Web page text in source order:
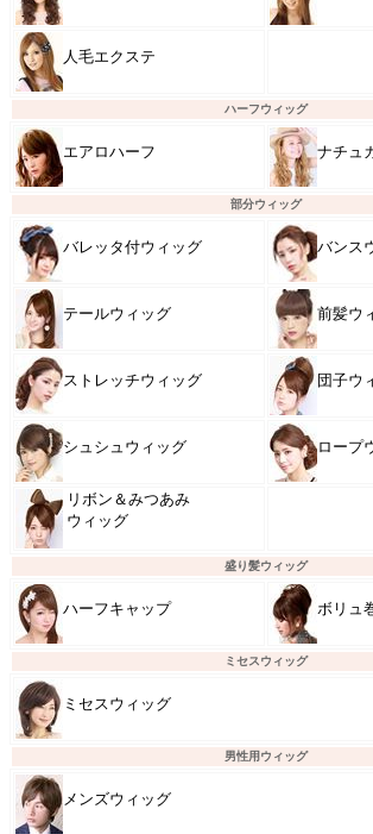
人毛エクステ
ハーフウィッグ
エアロハーフ ナチュ
部分ウィッグ
バレッタ付ウィッグ バンス
テールウィッグ 前髪ウ
ストレッチウィッグ 団子ウ
シュシュウィッグ ロープ
リボン＆みつあみ
ウィッグ
盛り髪ウィッグ
ハーフキャップ ボリュ
ミセスウィッグ
ミセスウィッグ
男性用ウィッグ
メンズウィッグ